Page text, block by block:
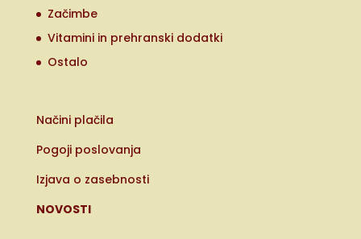
Začimbe
Vitamini in prehranski dodatki
Ostalo
Načini plačila
Pogoji poslovanja
Izjava o zasebnosti
NOVOSTI